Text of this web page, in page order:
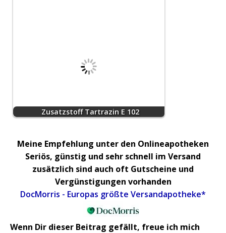
Zusatzstoff Tartrazin E 102
Meine Empfehlung unter den Onlineapotheken
Seriös, günstig und sehr schnell im Versand
zusätzlich sind auch oft Gutscheine und
Vergünstigungen vorhanden
DocMorris - Europas größte Versandapotheke*
Wenn Dir dieser Beitrag gefällt, freue ich mich